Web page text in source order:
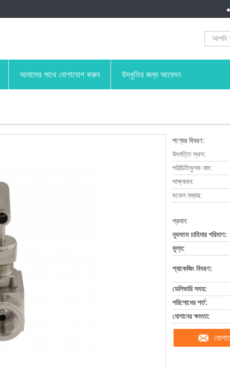
আমাদের সাথে যোগাযোগ করুন উদ্ধৃতির জন্য আবেদন
পণ্যের বিবরণ:
উৎপত্তি স্থল:
পরিচিতিমুলক নাম:
সাক্ষ্যদান:
মডেল নম্বার:
প্রদান:
ন্যূনতম চাহিদার পরিমাণ:
মূল্য:
প্যাকেজিং বিবরণ:
ডেলিভারি সময়:
পরিশোধের শর্ত:
যোগানের ক্ষমতা: